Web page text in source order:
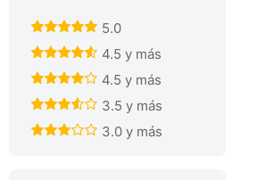
5.0
4.5 y más
4.5 y más
3.5 y más
3.0 y más